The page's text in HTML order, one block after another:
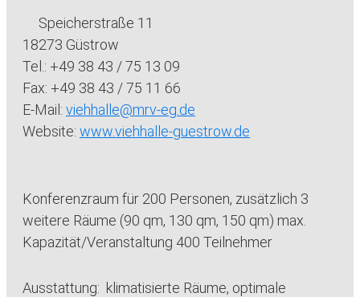
Speicherstraße 11
18273 Güstrow
Tel.: +49 38 43 / 75 13 09
Fax: +49 38 43 / 75 11 66
E-Mail: viehhalle@mrv-eg.de
Website: www.viehhalle-guestrow.de
Konferenzraum für 200 Personen, zusätzlich 3
weitere Räume (90 qm, 130 qm, 150 qm) max.
Kapazität/Veranstaltung 400 Teilnehmer
Ausstattung: klimatisierte Räume, optimale